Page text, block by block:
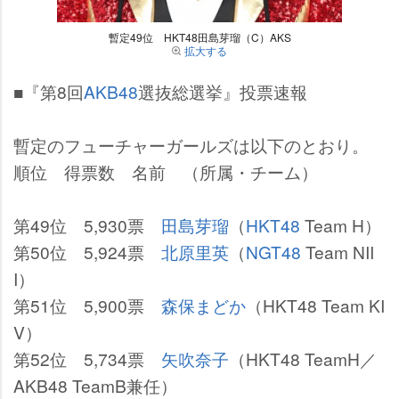
暫定49位 HKT48田島芽瑠（C）AKS
拡大する
■『第8回AKB48選抜総選挙』投票速報
暫定のフューチャーガールズは以下のとおり。
順位 得票数 名前 （所属・チーム）
第49位 5,930票 田島芽瑠 （HKT48 Team H）
第50位 5,924票 北原里英 （NGT48 Team NII
I）
第51位 5,900票 森保まどか （HKT48 Team KI
V）
第52位 5,734票 矢吹奈子 （HKT48 TeamH／
AKB48 TeamB兼任）